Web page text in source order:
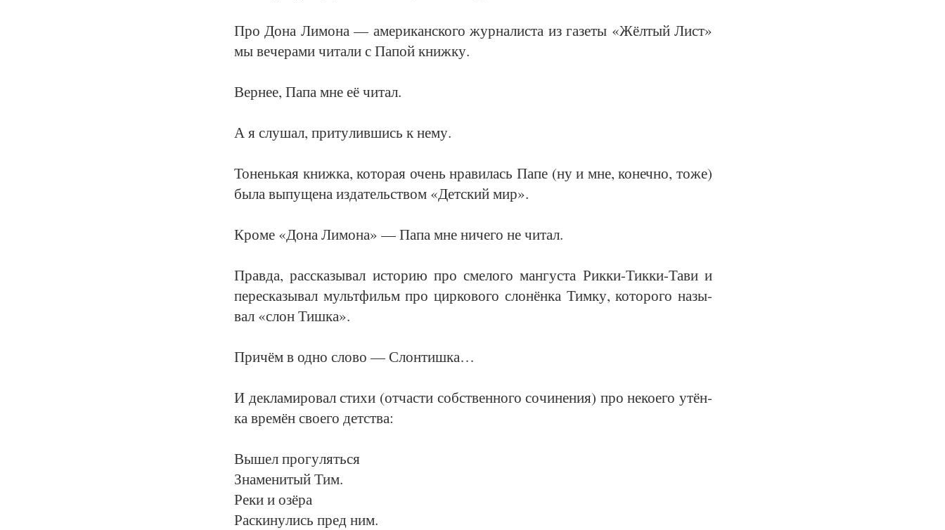
Про До­на Ли­мо­на — аме­ри­кан­ско­го жур­на­лис­та из га­зе­ты «Жёл­тый Лист»
мы ве­че­ра­ми чи­та­ли с Па­пой книж­ку.
Вер­нее, Па­па мне её чи­тал.
А я слу­шал, при­ту­лив­шись к не­му.
То­нень­кая книж­ка, ко­то­рая очень нра­ви­лась Па­пе (ну и мне, ко­неч­но, то­же)
бы­ла вы­пу­ще­на из­да­тельст­вом «Дет­ский мир».
Кро­ме «До­на Ли­мо­на» — Па­па мне ни­че­го не чи­тал.
Прав­да, рас­ска­зы­вал ис­то­рию про сме­ло­го ман­гус­та Рик­ки-Тик­ки-Та­ви и
пе­ре­ска­зы­вал мульт­фильм про цир­ко­во­го сло­нён­ка Тим­ку, ко­то­ро­го на­зы­
вал «слон Тиш­ка».
При­чём в од­но сло­во — Слон­тиш­ка…
И дек­ла­ми­ро­вал сти­хи (от­час­ти собст­вен­но­го со­чи­не­ния) про не­ко­е­го утён­
ка вре­мён сво­е­го дет­ст­ва:
Вы­шел про­гу­лять­ся
Зна­ме­ни­тый Тим.
Ре­ки и озёра
Рас­ки­ну­лись пред ним.